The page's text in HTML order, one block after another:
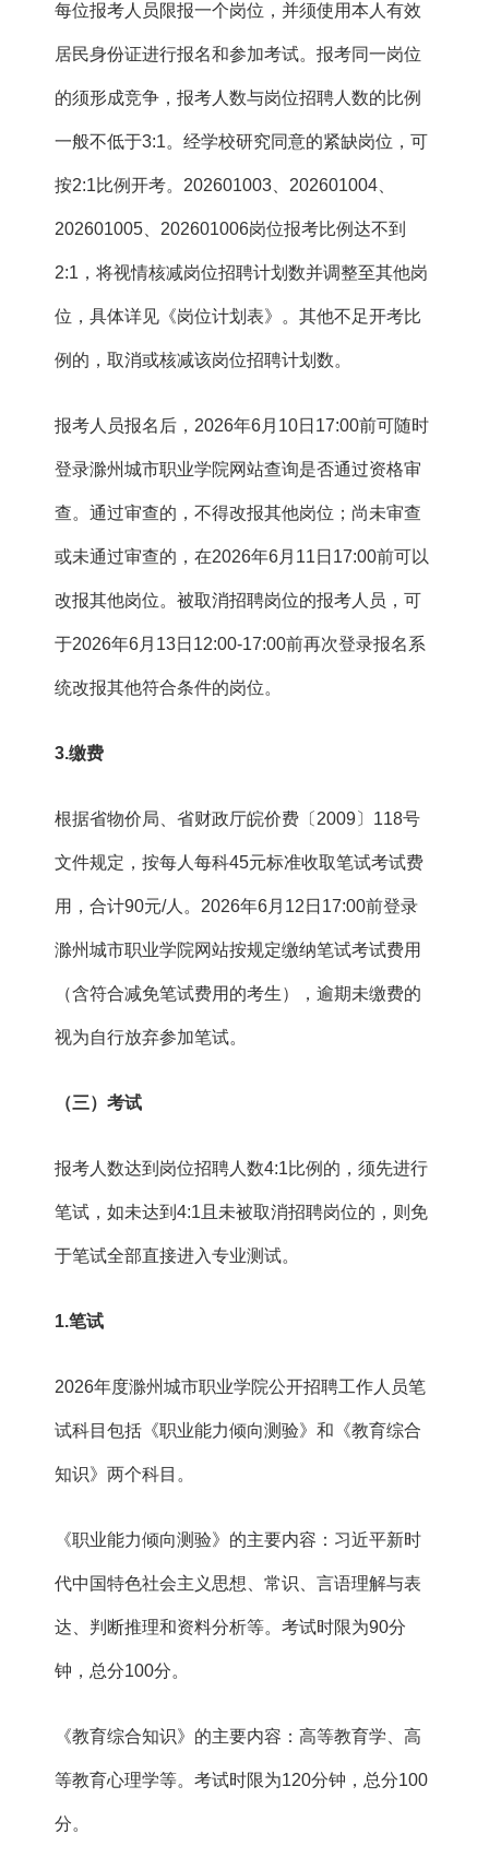
每位报考人员限报一个岗位，并须使用本人有效
居民身份证进行报名和参加考试。报考同一岗位
的须形成竞争，报考人数与岗位招聘人数的比例
一般不低于3:1。经学校研究同意的紧缺岗位，可
按2:1比例开考。202601003、202601004、
202601005、202601006岗位报考比例达不到
2:1，将视情核减岗位招聘计划数并调整至其他岗
位，具体详见《岗位计划表》。其他不足开考比
例的，取消或核减该岗位招聘计划数。
报考人员报名后，2026年6月10日17:00前可随时
登录滁州城市职业学院网站查询是否通过资格审
查。通过审查的，不得改报其他岗位；尚未审查
或未通过审查的，在2026年6月11日17:00前可以
改报其他岗位。被取消招聘岗位的报考人员，可
于2026年6月13日12:00-17:00前再次登录报名系
统改报其他符合条件的岗位。
3.缴费
根据省物价局、省财政厅皖价费〔2009〕118号
文件规定，按每人每科45元标准收取笔试考试费
用，合计90元/人。2026年6月12日17:00前登录
滁州城市职业学院网站按规定缴纳笔试考试费用
（含符合减免笔试费用的考生），逾期未缴费的
视为自行放弃参加笔试。
（三）考试
报考人数达到岗位招聘人数4:1比例的，须先进行
笔试，如未达到4:1且未被取消招聘岗位的，则免
于笔试全部直接进入专业测试。
1.笔试
2026年度滁州城市职业学院公开招聘工作人员笔
试科目包括《职业能力倾向测验》和《教育综合
知识》两个科目。
《职业能力倾向测验》的主要内容：习近平新时
代中国特色社会主义思想、常识、言语理解与表
达、判断推理和资料分析等。考试时限为90分
钟，总分100分。
《教育综合知识》的主要内容：高等教育学、高
等教育心理学等。考试时限为120分钟，总分100
分。